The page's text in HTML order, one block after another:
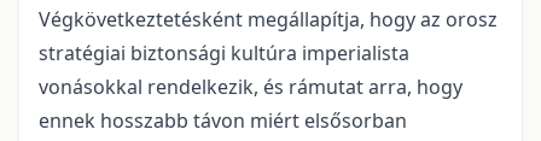
Végkövetkeztetésként megállapítja, hogy az orosz
stratégiai biztonsági kultúra imperialista
vonásokkal rendelkezik, és rámutat arra, hogy
ennek hosszabb távon miért elsősorban